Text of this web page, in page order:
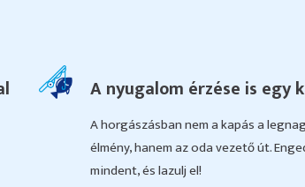
A nyugalom érzése is egy
A horgászásban nem a kapás a
élmény, hanem az oda vezető út.
mindent, és lazulj el!